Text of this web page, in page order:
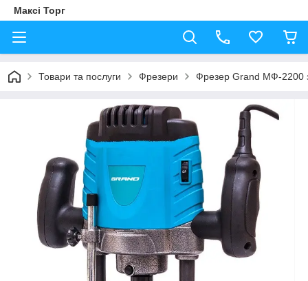
Максі Торг
Товари та послуги Фрезери Фрезер Grand МФ-2200